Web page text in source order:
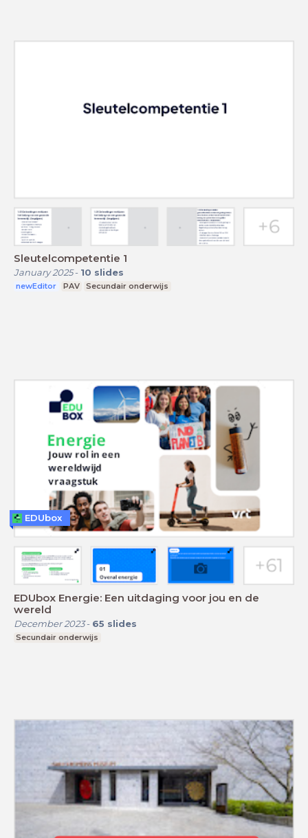
Sleutelcompetentie 1
January 2025- 10 slides
newEditor PAV Secundair onderwijs
EDUbox Energie: Een uitdaging voor jou en de
wereld
December 2023- 65 slides
Secundair onderwijs
EDUbox